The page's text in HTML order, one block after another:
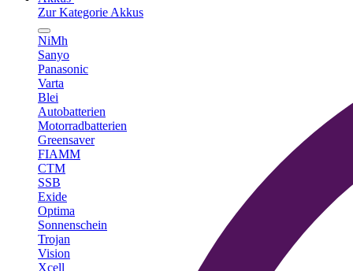
Zur Kategorie Akkus
NiMh
Sanyo
Panasonic
Varta
Blei
Autobatterien
Motorradbatterien
Greensaver
FIAMM
CTM
SSB
Exide
Optima
Sonnenschein
Trojan
Vision
Xcell